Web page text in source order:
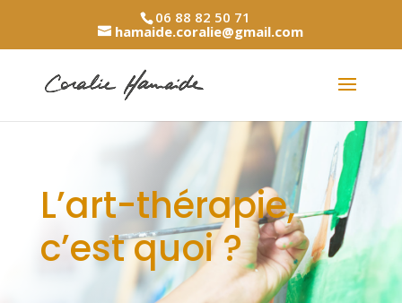
06 88 82 50 71
hamaide.coralie@gmail.com
L’art-thérapie,
c’est quoi ?